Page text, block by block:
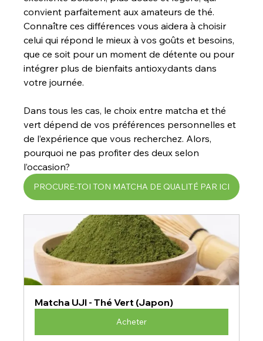
convient parfaitement aux amateurs de thé.
Connaître ces différences vous aidera à choisir
celui qui répond le mieux à vos goûts et besoins,
que ce soit pour un moment de détente ou pour
intégrer plus de bienfaits antioxydants dans
votre journée.
Dans tous les cas, le choix entre matcha et thé
vert dépend de vos préférences personnelles et
de l’expérience que vous recherchez. Alors,
pourquoi ne pas profiter des deux selon
l’occasion?
PROCURE-TOI TON MATCHA DE QUALITÉ PAR ICI
Matcha UJI - Thé Vert (Japon)
Acheter